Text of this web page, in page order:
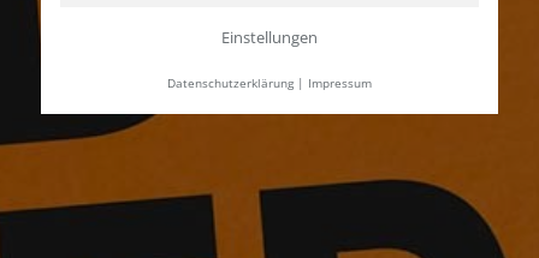
Einstellungen
Datenschutzerklärung| Impressum